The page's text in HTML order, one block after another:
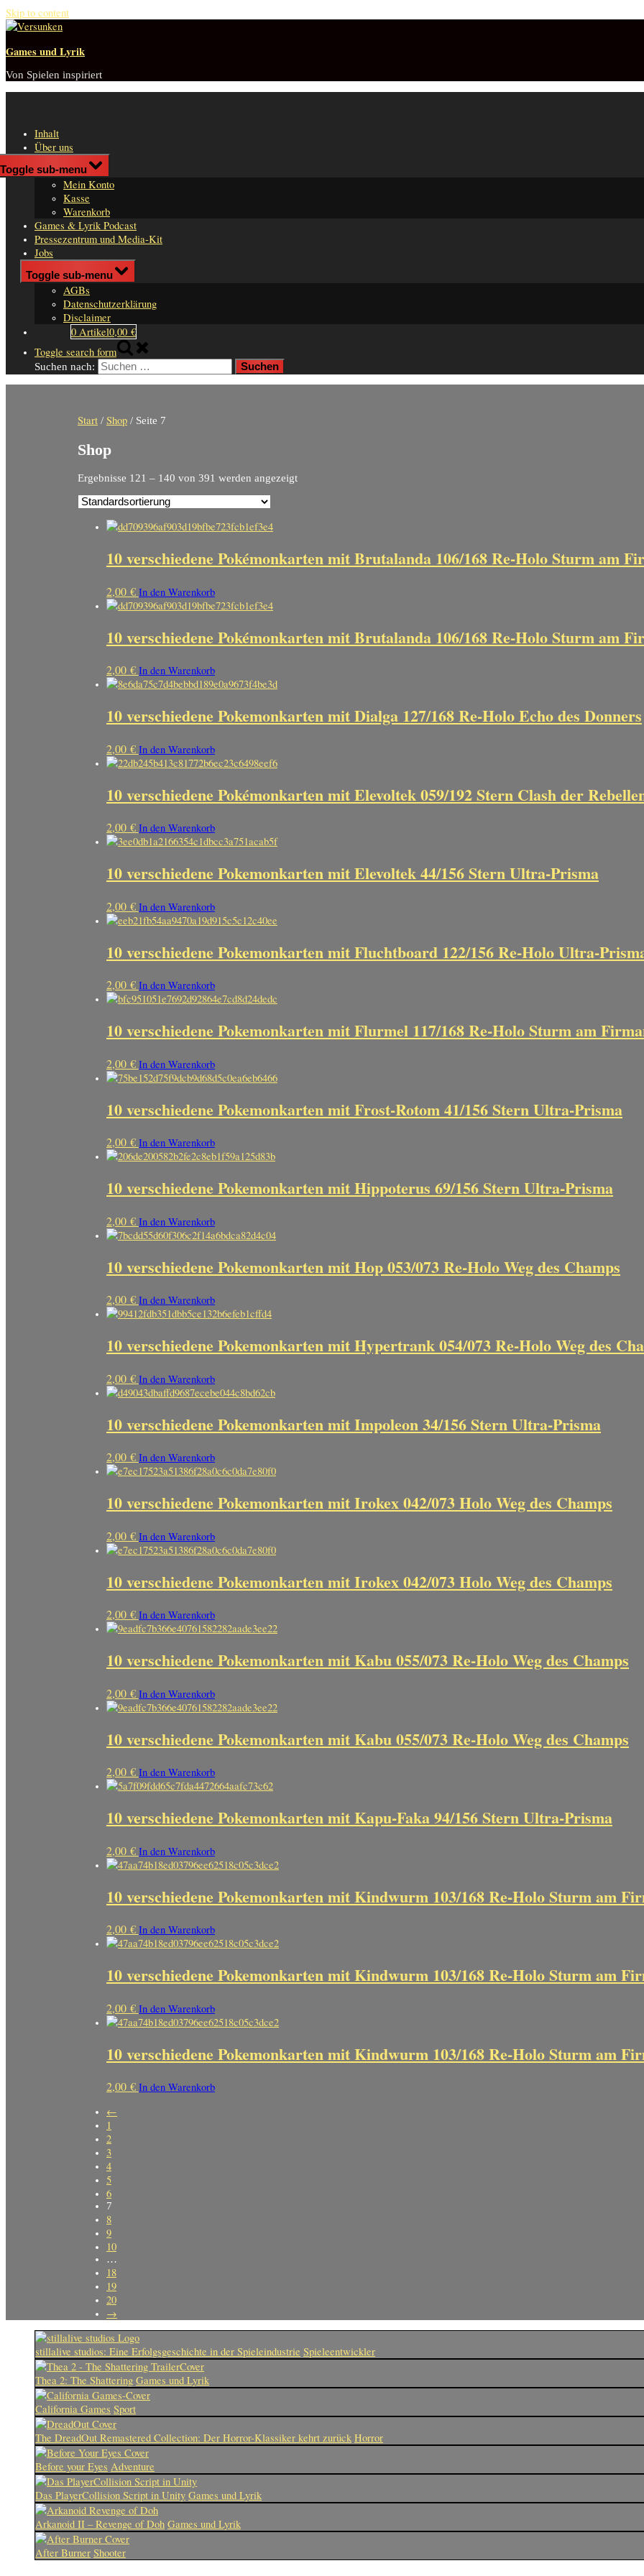
Skip to content
Games und Lyrik
Von Spielen inspiriert
Inhalt
Über uns
Shop
Toggle sub-menu
Mein Konto
Kasse
Warenkorb
Games & Lyrik Podcast
Pressezentrum und Media-Kit
Jobs
Impressum
Toggle sub-menu
AGBs
Datenschutzerklärung
Disclaimer
0 Artikel0,00 €
Toggle search form
Suchen nach:
Start / Shop / Seite 7
Shop
Ergebnisse 121 – 140 von 391 werden angezeigt
10 verschiedene Pokémonkarten mit Brutalanda 106/168 Re-Holo Sturm am
2,00 € In den Warenkorb
10 verschiedene Pokémonkarten mit Brutalanda 106/168 Re-Holo Sturm am
2,00 € In den Warenkorb
10 verschiedene Pokemonkarten mit Dialga 127/168 Re-Holo Echo des Donners
2,00 € In den Warenkorb
10 verschiedene Pokémonkarten mit Elevoltek 059/192 Stern Clash der
2,00 € In den Warenkorb
10 verschiedene Pokemonkarten mit Elevoltek 44/156 Stern Ultra-Prisma
2,00 € In den Warenkorb
10 verschiedene Pokemonkarten mit Fluchtboard 122/156 Re-Holo Ultra-
2,00 € In den Warenkorb
10 verschiedene Pokemonkarten mit Flurmel 117/168 Re-Holo Sturm am
2,00 € In den Warenkorb
10 verschiedene Pokemonkarten mit Frost-Rotom 41/156 Stern Ultra-Prisma
2,00 € In den Warenkorb
10 verschiedene Pokemonkarten mit Hippoterus 69/156 Stern Ultra-Prisma
2,00 € In den Warenkorb
10 verschiedene Pokemonkarten mit Hop 053/073 Re-Holo Weg des Champs
2,00 € In den Warenkorb
10 verschiedene Pokemonkarten mit Hypertrank 054/073 Re-Holo Weg des
2,00 € In den Warenkorb
10 verschiedene Pokemonkarten mit Impoleon 34/156 Stern Ultra-Prisma
2,00 € In den Warenkorb
10 verschiedene Pokemonkarten mit Irokex 042/073 Holo Weg des Champs
2,00 € In den Warenkorb
10 verschiedene Pokemonkarten mit Irokex 042/073 Holo Weg des Champs
2,00 € In den Warenkorb
10 verschiedene Pokemonkarten mit Kabu 055/073 Re-Holo Weg des Champs
2,00 € In den Warenkorb
10 verschiedene Pokemonkarten mit Kabu 055/073 Re-Holo Weg des Champs
2,00 € In den Warenkorb
10 verschiedene Pokemonkarten mit Kapu-Faka 94/156 Stern Ultra-Prisma
2,00 € In den Warenkorb
10 verschiedene Pokemonkarten mit Kindwurm 103/168 Re-Holo Sturm am
2,00 € In den Warenkorb
10 verschiedene Pokemonkarten mit Kindwurm 103/168 Re-Holo Sturm am
2,00 € In den Warenkorb
10 verschiedene Pokemonkarten mit Kindwurm 103/168 Re-Holo Sturm am
2,00 € In den Warenkorb
←
1
2
3
4
5
6
7
8
9
10
…
18
19
20
→
stillalive studios: Eine Erfolgsgeschichte in der Spieleindustrie Spieleentwickler
Thea 2: The Shattering Games und Lyrik
California Games Sport
The DreadOut Remastered Collection: Der Horror-Klassiker kehrt zurück Horror
Before your Eyes Adventure
Das PlayerCollision Script in Unity Games und Lyrik
Arkanoid II – Revenge of Doh Games und Lyrik
After Burner Shooter